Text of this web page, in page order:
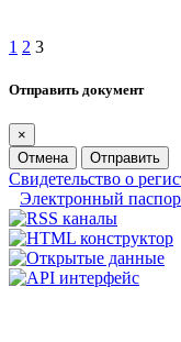
1 2 3
Отправить документ
×
Отмена
Отправить
Свидетельство о
Электронный